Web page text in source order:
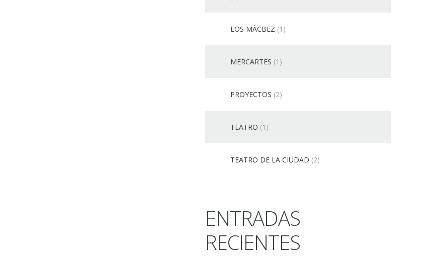
LOS MÁCBEZ (1)
MERCARTES (1)
PROYECTOS (2)
TEATRO (1)
TEATRO DE LA CIUDAD (2)
ENTRADAS
RECIENTES